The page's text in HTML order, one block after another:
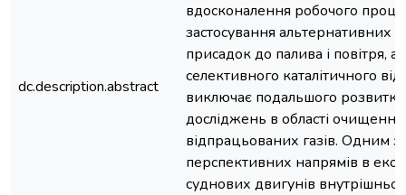
dc.description.abstract
вдосконалення робочого
застосування альтернативних
присадок до палива і повітря,
селективного каталітичного
виключає подальшого
досліджень в області очищення
відпрацьованих газів. Одним з
перспективних напрямів в
суднових двигунів